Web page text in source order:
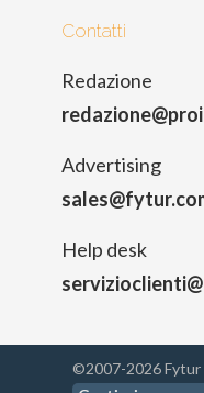
Contatti
Redazione
Advertising
Help desk
©2007-2026 Fytur